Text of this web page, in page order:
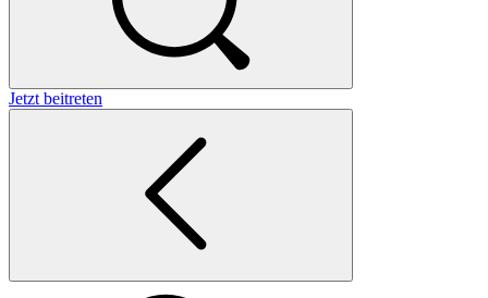
Jetzt beitreten